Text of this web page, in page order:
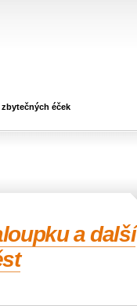
éček
a další